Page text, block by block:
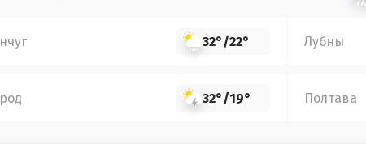
32°/22° Лубны
32°/19° Полтава